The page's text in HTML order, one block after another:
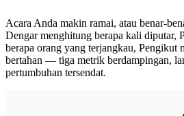
Acara Anda makin ramai, atau benar-
Dengar menghitung berapa kali diputar,
berapa orang yang terjangkau, Pengikut
bertahan — tiga metrik berdampingan,
pertumbuhan tersendat.